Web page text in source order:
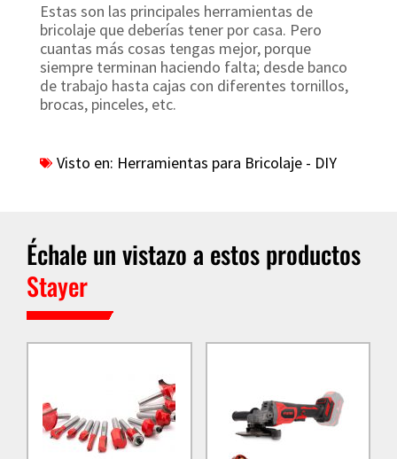
Estas son las principales herramientas de
bricolaje que deberías tener por casa. Pero
cuantas más cosas tengas mejor, porque
siempre terminan haciendo falta; desde banco
de trabajo hasta cajas con diferentes tornillos,
brocas, pinceles, etc.
Visto en: Herramientas para Bricolaje - DIY
Échale un vistazo a estos productos
Stayer